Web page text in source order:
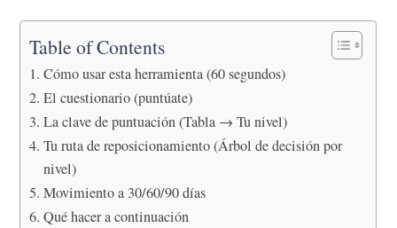
Table of Contents
Cómo usar esta herramienta (60 segundos)
El cuestionario (puntúate)
La clave de puntuación (Tabla → Tu nivel)
Tu ruta de reposicionamiento (Árbol de decisión por
nivel)
Movimiento a 30/60/90 días
Qué hacer a continuación